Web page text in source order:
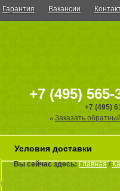
Гарантия Вакансии
+7 (495) 565-
+7 (495)
Заказать
Условия доставки
Вы сейчас здесь:Главная/